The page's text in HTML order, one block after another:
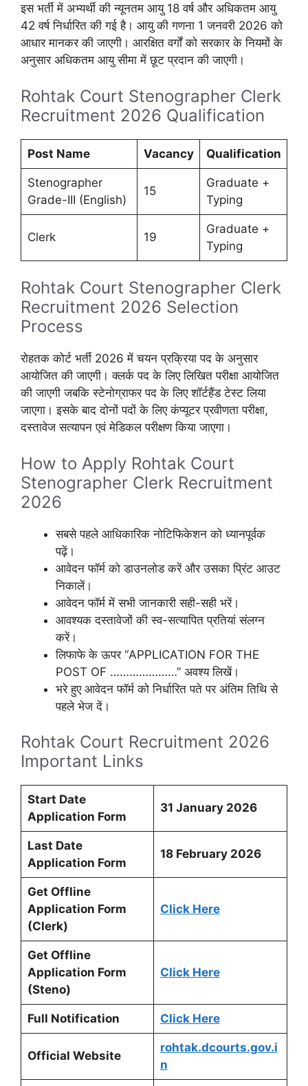
इस भर्ती में अभ्यर्थी की न्यूनतम आयु 18 वर्ष और अधिकतम आयु
42 वर्ष निर्धारित की गई है। आयु की गणना 1 जनवरी 2026 को
आधार मानकर की जाएगी। आरक्षित वर्गों को सरकार के नियमों के
अनुसार अधिकतम आयु सीमा में छूट प्रदान की जाएगी।
Rohtak Court Stenographer Clerk
Recruitment 2026 Qualification
Post Name Vacancy Qualification
Stenographer
Grade-III (English)
15
Graduate +
Typing
Clerk 19
Graduate +
Typing
Rohtak Court Stenographer Clerk
Recruitment 2026 Selection
Process
रोहतक कोर्ट भर्ती 2026 में चयन प्रक्रिया पद के अनुसार
आयोजित की जाएगी। क्लर्क पद के लिए लिखित परीक्षा आयोजित
की जाएगी जबकि स्टेनोग्राफर पद के लिए शॉर्टहैंड टेस्ट लिया
जाएगा। इसके बाद दोनों पदों के लिए कंप्यूटर प्रवीणता परीक्षा,
दस्तावेज सत्यापन एवं मेडिकल परीक्षण किया जाएगा।
How to Apply Rohtak Court
Stenographer Clerk Recruitment
2026
सबसे पहले आधिकारिक नोटिफिकेशन को ध्यानपूर्वक
पढ़ें।
आवेदन फॉर्म को डाउनलोड करें और उसका प्रिंट आउट
निकालें।
आवेदन फॉर्म में सभी जानकारी सही-सही भरें।
आवश्यक दस्तावेजों की स्व-सत्यापित प्रतियां संलग्न
करें।
लिफाफे के ऊपर “APPLICATION FOR THE
POST OF …………………” अवश्य लिखें।
भरे हुए आवेदन फॉर्म को निर्धारित पते पर अंतिम तिथि से
पहले भेज दें।
Rohtak Court Recruitment 2026
Important Links
Start Date
Application Form
31 January2026
Last Date
Application Form
18 February 2026
Get Offline
Application Form
(Clerk)
Click Here
Get Offline
Application Form
(Steno)
Click Here
Full Notification Click Here
Official Website
rohtak.dcourts.gov.i
n